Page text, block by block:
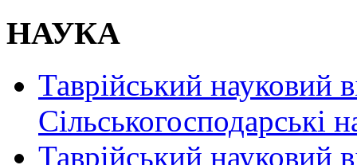
НАУКА
Таврійський науковий
Сільськогосподарські
Таврійський науковий